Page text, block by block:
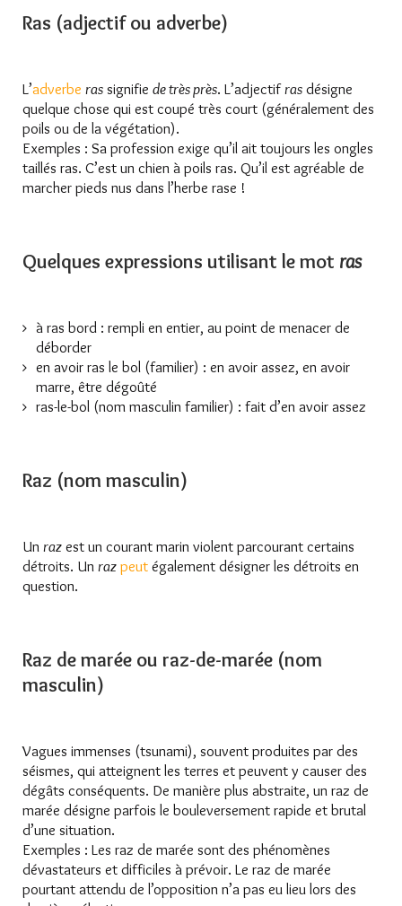
Ras (adjectif ou adverbe)
L’adverbe ras signifie de très près. L’adjectifras désigne
quelque chose qui est coupé très court (généralement des
poils ou de la végétation).
Exemples : Sa profession exige qu’il ait toujours les ongles
taillés ras. C’est un chien à poils ras. Qu’il est agréable de
marcher pieds nus dans l’herbe rase !
Quelques expressions utilisant le mot ras
à ras bord : rempli en entier, au point de menacer de
déborder
en avoir ras le bol (familier) : en avoir assez, en avoir
marre, être dégoûté
ras-le-bol (nom masculin familier) : fait d’en avoir assez
Raz (nom masculin)
Un raz est un courant marin violent parcourant certains
détroits. Un raz peut également désigner les détroits en
question.
Raz de marée ou raz-de-marée (nom
masculin)
Vagues immenses (tsunami), souvent produites par des
séismes, qui atteignent les terres et peuvent y causer des
dégâts conséquents. De manière plus abstraite, un raz de
marée désigne parfois le bouleversement rapide et brutal
d’une situation.
Exemples : Les raz de marée sont des phénomènes
dévastateurs et difficiles à prévoir. Le raz de marée
pourtant attendu de l’opposition n’a pas eu lieu lors des